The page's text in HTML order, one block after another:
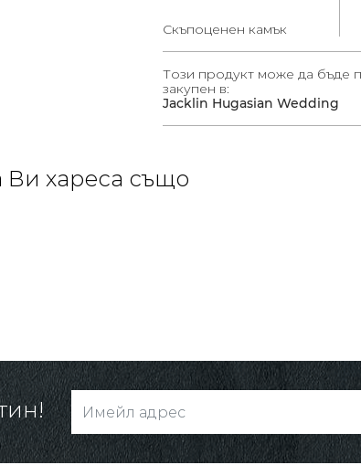
Скъпоценен камък
Този продукт може да бъде
закупен в:
Jacklin Hugasian Wedding
хареса също